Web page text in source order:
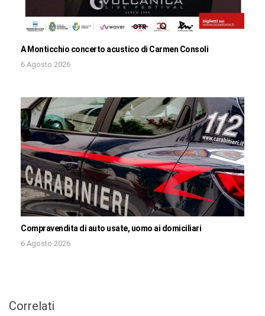
A Monticchio concerto acustico di Carmen Consoli
6 Agosto 2026
Compravendita di auto usate, uomo ai domiciliari
6 Agosto 2026
Correlati